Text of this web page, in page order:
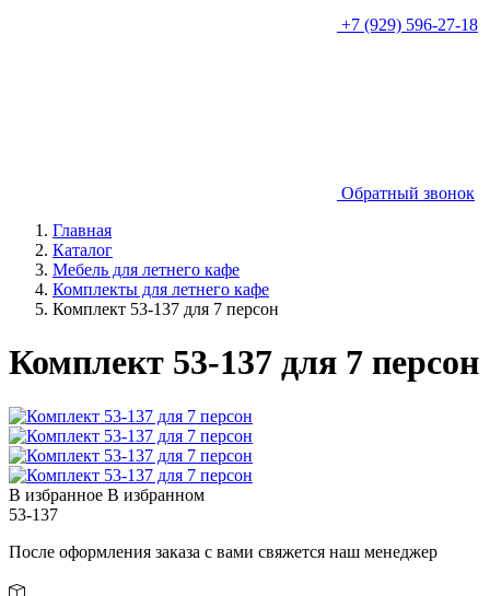
+7 (929) 596-27-18
Обратный звонок
Главная
Каталог
Мебель для летнего кафе
Комплекты для летнего кафе
Комплект 53-137 для 7 персон
Комплект 53-137 для 7 персон
В избранное В избранном
53-137
После оформления заказа с вами свяжется наш менеджер